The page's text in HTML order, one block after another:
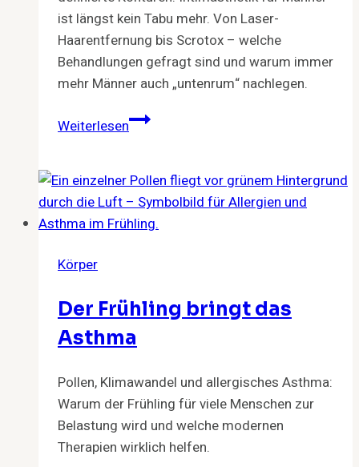
ist längst kein Tabu mehr. Von Laser-
Haarentfernung bis Scrotox – welche
Behandlungen gefragt sind und warum immer
mehr Männer auch „untenrum“ nachlegen.
WeiterlesenGenital
für
Männer
Körper
Der Frühling bringt das
Asthma
Pollen, Klimawandel und allergisches Asthma:
Warum der Frühling für viele Menschen zur
Belastung wird und welche modernen
Therapien wirklich helfen.